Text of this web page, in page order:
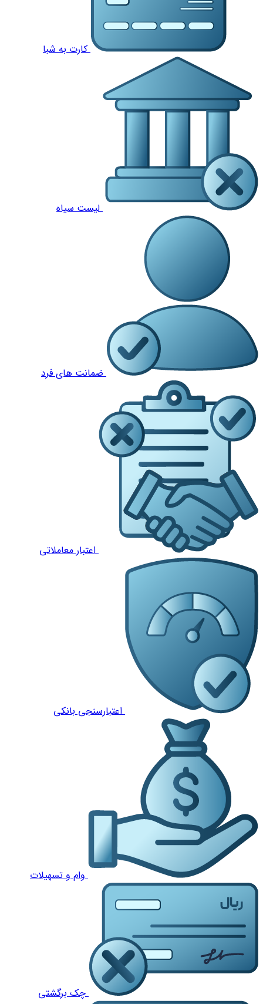
کارت به شبا
لیست سیاه
ضمانت های فرد
اعتبار معاملاتی
اعتبارسنجی بانکی
وام و تسهیلات
چک برگشتی